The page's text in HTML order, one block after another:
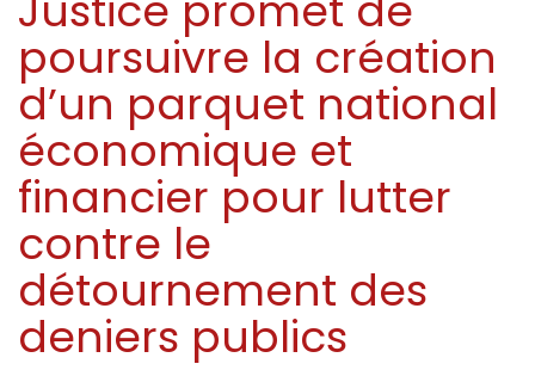
poursuivre la création
d’un parquet national
économique et
financier pour lutter
contre le
détournement des
deniers publics